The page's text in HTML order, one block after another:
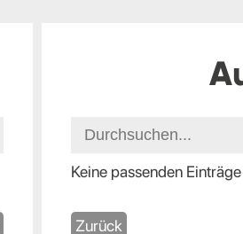
Keine passenden
Zurück